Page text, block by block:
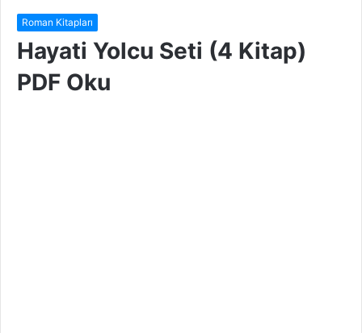
Roman Kitapları
Hayati Yolcu Seti (4 Kitap)
PDF Oku